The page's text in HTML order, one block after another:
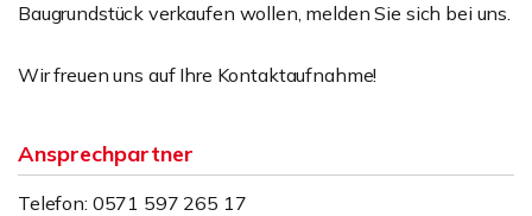
Baugrundstück verkaufen wollen, melden Sie sich bei uns.
Wir freuen uns auf Ihre Kontaktaufnahme!
Ansprechpartner
Telefon: 0571 597 265 17